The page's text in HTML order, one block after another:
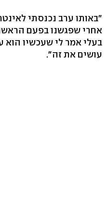
"באותו ערב נכנסתי
אחרי שפגשנו בפעם
בעלי אמר לי שעכשיו הוא
עושים את זה".